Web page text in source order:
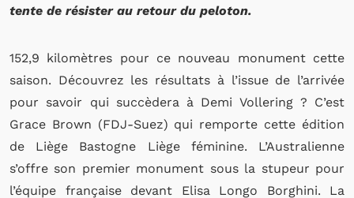
tente de résister au retour du peloton.
152,9 kilomètres pour ce nouveau monument cette
saison. Découvrez les résultats à l’issue de l’arrivée
pour savoir qui succèdera à Demi Vollering ? C’est
Grace Brown (FDJ-Suez) qui remporte cette édition
de Liège Bastogne Liège féminine. L’Australienne
s’offre son premier monument sous la stupeur pour
l’équipe française devant Elisa Longo Borghini. La